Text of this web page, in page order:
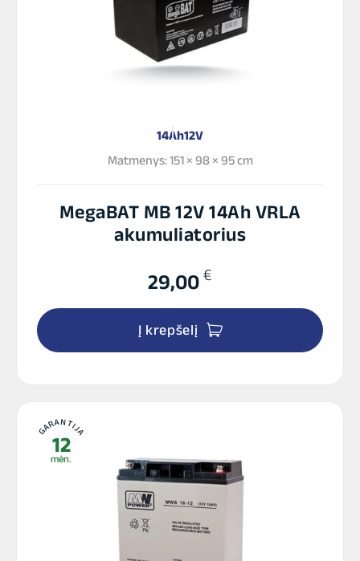
14Ah12V
Matmenys: 151 × 98 × 95 cm
MegaBAT MB 12V 14Ah VRLA
akumuliatorius
29,00 €
Į krepšelį
GARANTIJA
12
mėn.